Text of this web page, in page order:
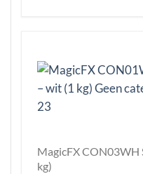
MagicFX CON03WH
kg)